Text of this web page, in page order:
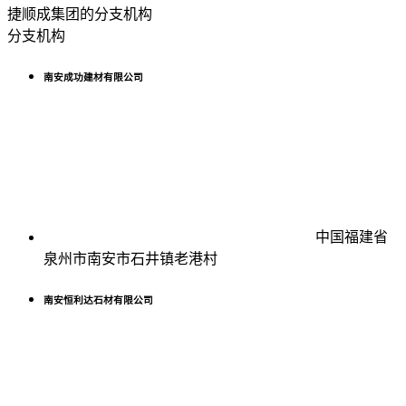
捷顺成集团的分支机构
分支机构
南安成功建材有限公司
中国福建省
泉州市南安市石井镇老港村
南安恒利达石材有限公司